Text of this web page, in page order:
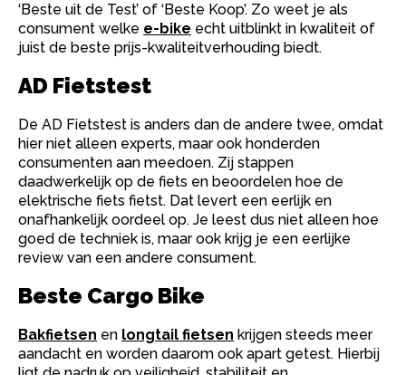
‘Beste uit de Test’ of ‘Beste Koop’. Zo weet je als
consument welke e-bike echt uitblinkt in kwaliteit of
juist de beste prijs-kwaliteitverhouding biedt.
AD Fietstest
De AD Fietstest is anders dan de andere twee, omdat
hier niet alleen experts, maar ook honderden
consumenten aan meedoen. Zij stappen
daadwerkelijk op de fiets en beoordelen hoe de
elektrische fiets fietst. Dat levert een eerlijk en
onafhankelijk oordeel op. Je leest dus niet alleen hoe
goed de techniek is, maar ook krijg je een eerlijke
review van een andere consument.
Beste Cargo Bike
Bakfietsen en longtail fietsen krijgen steeds meer
aandacht en worden daarom ook apart getest. Hierbij